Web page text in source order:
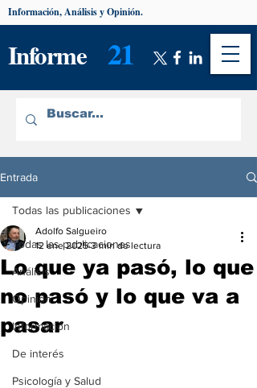
Informe 21
Información, Análisis y Opinión.
Entrada
Todas las publicaciones
Análisis
Opinión
Información
De interés
Psicología y Salud
Todas las publicaciones
Lo que ya pasó, lo que
no pasó y lo que va a
pasar
Adolfo Salgueiro
12 ene 2025 3 min de lectura